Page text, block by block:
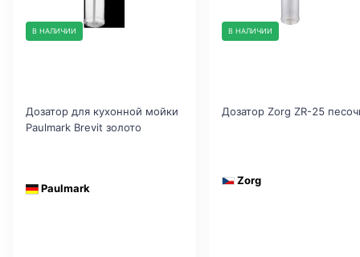
В НАЛИЧИИ
Дозатор для кухонной мойки
Paulmark Brevit золото
Paulmark
В НАЛИЧИИ
Дозатор Zorg ZR-25
Zorg